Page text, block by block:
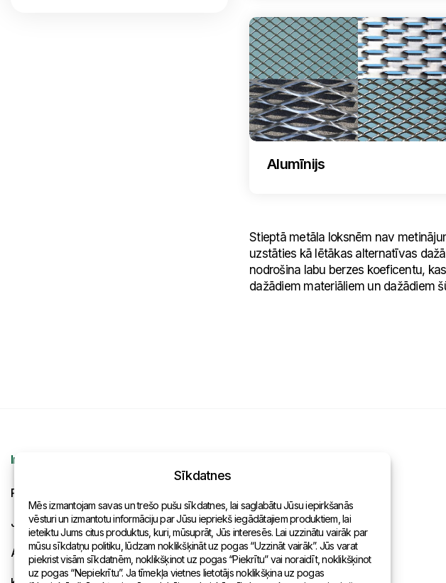
Alumīnijs
Stieptā metāla loksnēm nav
uzstāties kā lētākas alternatīvas
nodrošina labu berzes koeficentu,
dažādiem materiāliem un dažādiem
Informācija
Pieprasījums
Jaunumi
Apmaksa un piegāde
Pārstāvniecības pasaulē
Sīkdatnes
Mēs izmantojam savas un trešo pušu sīkdatnes, lai saglabātu Jūsu iepirkšanās
vēsturi un izmantotu informāciju par Jūsu iepriekš iegādātajiem produktiem, lai
ieteiktu Jums citus produktus, kuri, mūsuprāt, Jūs interesēs. Lai uzzinātu vairāk par
mūsu sīkdatņu politiku, lūdzam noklikšķināt uz pogas “Uzzināt vairāk”. Jūs varat
piekrist visām sīkdatnēm, noklikšķinot uz pogas “Piekrītu” vai noraidīt, noklikšķinot
uz pogas “Nepiekrītu”. Ja tīmekļa vietnes lietotājs noklikšķina uz pogas